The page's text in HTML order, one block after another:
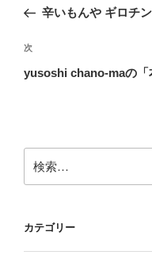
ナ
ビ
ゲ
ン
の
稿
辛いもんや ギロチ
次
の
次
yusoshi chano-maの「
索:
カテゴリー